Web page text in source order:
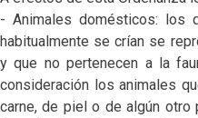
- Animales domésticos: los
habitualmente se crían se
y que no pertenecen a la
consideración los animales
carne, de piel o de algún otro